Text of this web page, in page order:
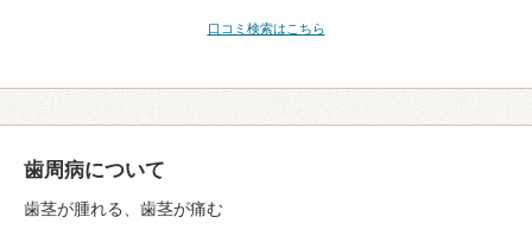
口コミ検索はこちら
歯周病について
歯茎が腫れる、歯茎が痛む